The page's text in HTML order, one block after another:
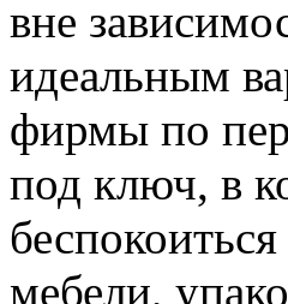
вне
идеальным
фирмы по
под ключ, в
мебели,